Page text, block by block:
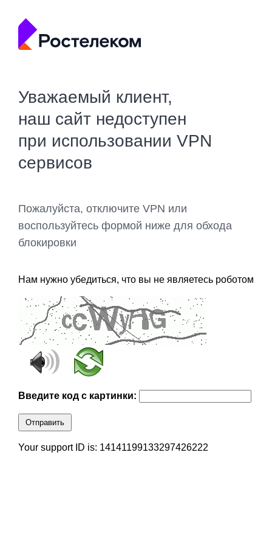
Уважаемый клиент,
наш сайт недоступен
при использовании VPN
сервисов
Пожалуйста, отключите VPN или
воспользуйтесь формой ниже для обхода
блокировки
Нам нужно убедиться, что вы не являетесь роботом
Введите код с картинки:
Отправить
Your support ID is: 14141199133297426222